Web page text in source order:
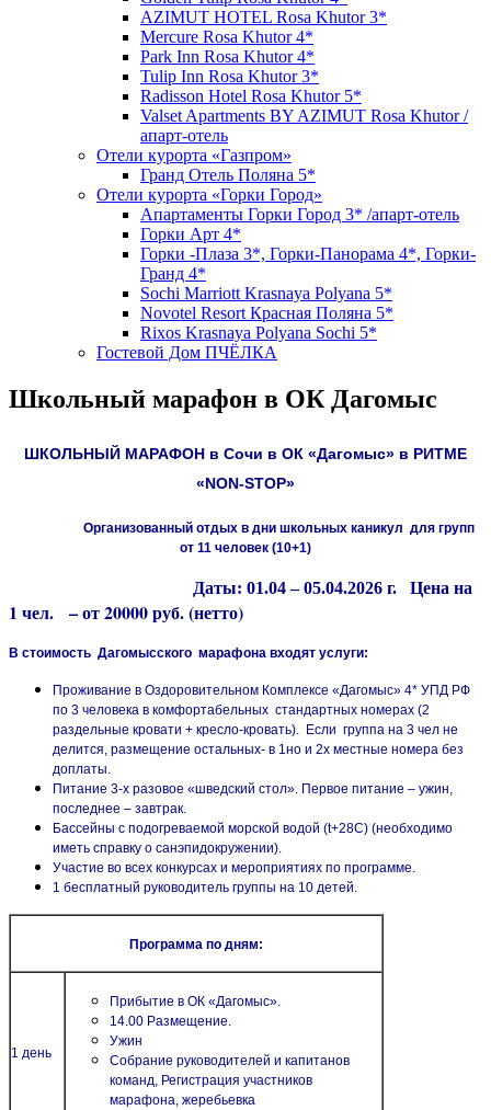
AZIMUT HOTEL Rosa Khutor 3*
Mercure Rosa Khutor 4*
Park Inn Rosa Khutor 4*
Tulip Inn Rosa Khutor 3*
Radisson Hotel Rosa Khutor 5*
Valset Apartments BY AZIMUT Rosa Khutor /
апарт-отель
Отели курорта «Газпром»
Гранд Отель Поляна 5*
Отели курорта «Горки Город»
Апартаменты Горки Город 3* /апарт-отель
Горки Арт 4*
Горки -Плаза 3*, Горки-Панорама 4*, Горки-
Гранд 4*
Sochi Marriott Krasnaya Polyana 5*
Novotel Resort Красная Поляна 5*
Rixos Krasnaya Polyana Sochi 5*
Гостевой Дом ПЧЁЛКА
Школьный марафон в ОК Дагомыс
ШКОЛЬНЫЙ МАРАФОН в Сочи в ОК «Дагомыс» в РИТМЕ
«NON-STOP»
Организованный отдых в дни школьных каникул для групп
от 11 человек (10+1)
Даты: 01.04 – 05.04.2026 г.
Цена на
1 чел. – от 20000 руб. (нетто)
В стоимость Дагомысского марафона входят услуги:
Проживание в Оздоровительном Комплексе «Дагомыс» 4* УПД РФ
по 3 человека в комфортабельных стандартных номерах (2
раздельные кровати + кресло-кровать). Если группа на 3 чел не
делится, размещение остальных- в 1но и 2х местные номера без
доплаты.
Питание 3-х разовое «шведский стол». Первое питание – ужин,
последнее – завтрак.
Бассейны с подогреваемой морской водой (t+28C) (необходимо
иметь справку о санэпидокружении).
Участие во всех конкурсах и мероприятиях по программе.
1 бесплатный руководитель группы на 10 детей.
Программа по дням:
1 день
Прибытие в ОК «Дагомыс».
14.00 Размещение.
Ужин
Собрание руководителей и капитанов
команд, Регистрация участников
марафона, жеребьевка